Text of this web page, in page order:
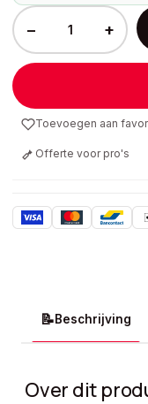
− +
Toevoegen aan
Offerte voor pro's
📝Beschrijving
Over dit